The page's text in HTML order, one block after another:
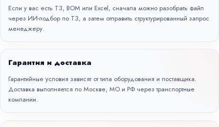
Если у вас есть ТЗ, BOM или Excel, сначала можно разобрать файл
через ИИ-подбор по ТЗ, а затем отправить структурированный запрос
менеджеру.
Гарантия и доставка
Гарантийные условия зависят от типа оборудования и поставщика.
Доставка выполняется по Москве, МО и РФ через транспортные
компании.